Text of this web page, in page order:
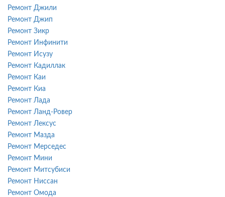
Ремонт Джили
Ремонт Джип
Ремонт Зикр
Ремонт Инфинити
Ремонт Исузу
Ремонт Кадиллак
Ремонт Каи
Ремонт Киа
Ремонт Лада
Ремонт Ланд-Ровер
Ремонт Лексус
Ремонт Мазда
Ремонт Мерседес
Ремонт Мини
Ремонт Митсубиси
Ремонт Ниссан
Ремонт Омода